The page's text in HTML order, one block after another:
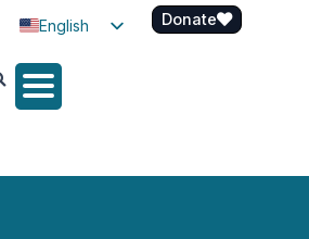
English
Spanish
Donate